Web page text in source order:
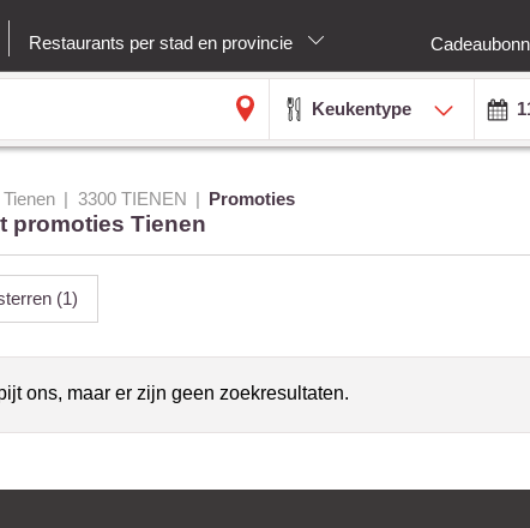
Restaurants per stad en provincie
Keukentype
Tienen 3300 TIENEN Promoties
promoties Tienen
(1)
ons, maar er zijn geen zoekresultaten.